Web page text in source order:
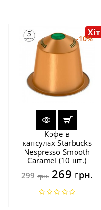
-10%
Хіт
Кофе в
капсулах Starbucks
Nespresso Smooth
Caramel (10 шт.)
299грн.269 грн.